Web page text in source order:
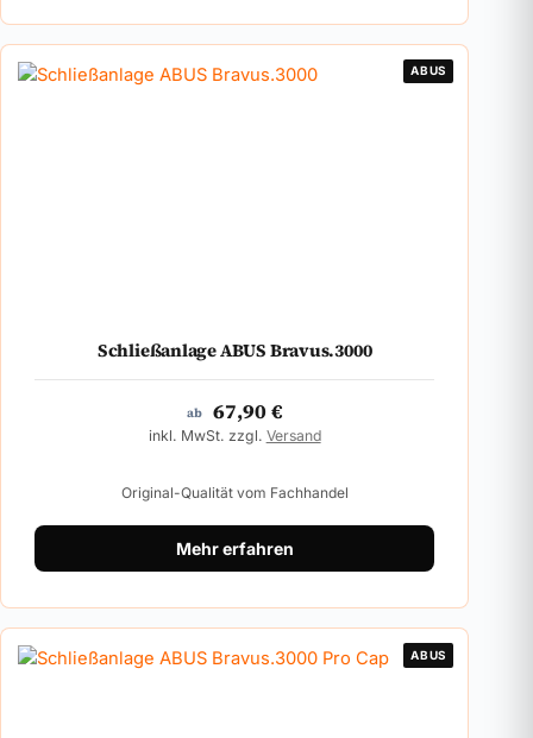
ABUS
Schließanlage ABUS Bravus.3000
ab 67,90€
inkl. MwSt. zzgl. Versand
Original-Qualität vom Fachhandel
Mehr erfahren
ABUS